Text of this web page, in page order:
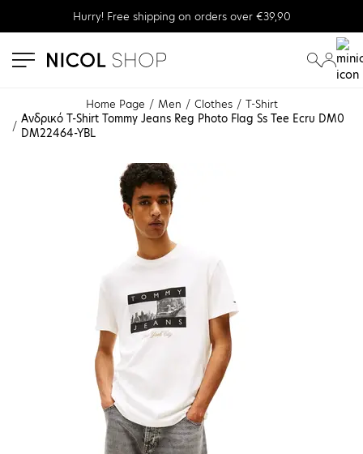
Hurry! Free shipping on orders over €39,90
Home Page Men Clothes
T-Shirt
Ανδρικό T-Shirt Tommy Jeans Reg Photo Flag Ss Tee Ecru DM0
DM22464-YBL